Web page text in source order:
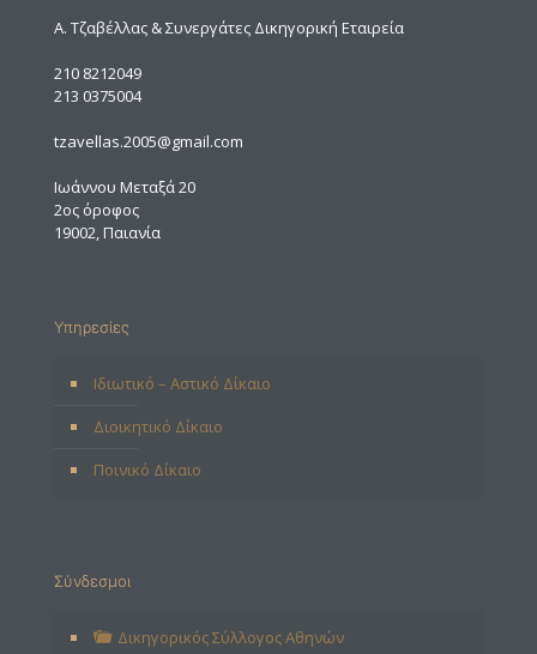
A. Τζαβέλλας & Συνεργάτες Δικηγορική Εταιρεία
210 8212049
213 0375004
tzavellas.2005@gmail.com
Ιωάννου Μεταξά 20
2ος όροφος
19002, Παιανία
Υπηρεσίες
Ιδιωτικό – Αστικό Δίκαιο
Διοικητικό Δίκαιο
Ποινικό Δίκαιο
Σύνδεσμοι
Δικηγορικός Σύλλογος Αθηνών